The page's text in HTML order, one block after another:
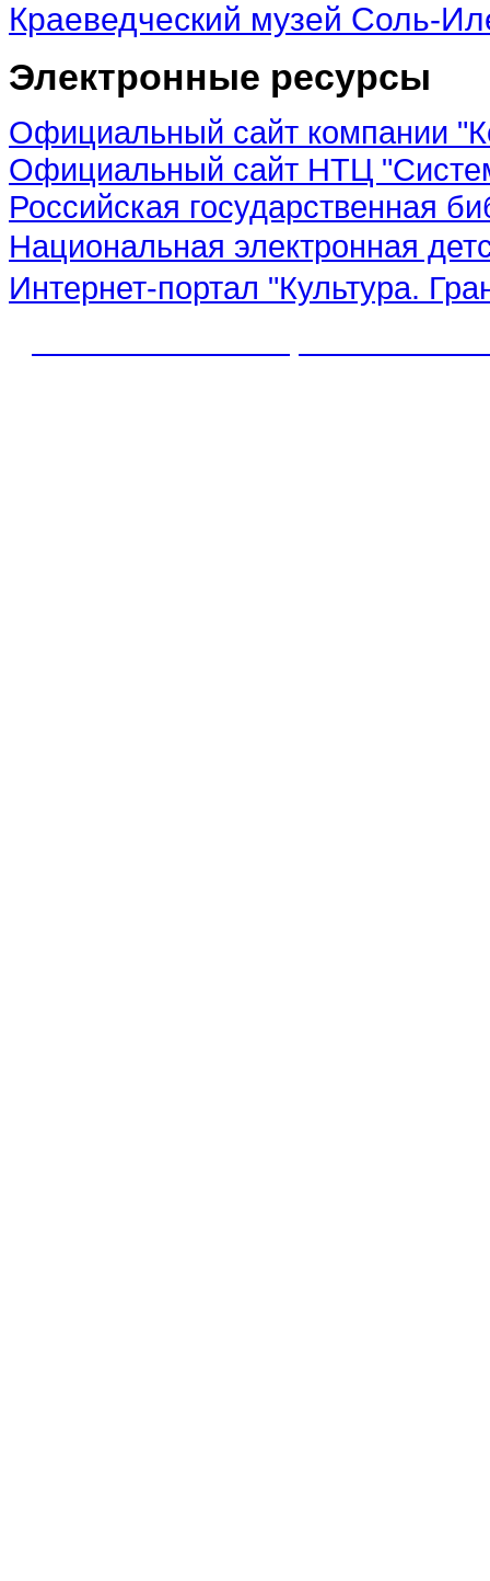
Краеведческий музей Соль-
Электронные ресурсы
Официальный сайт компании
Официальный сайт НТЦ
Российская государственная
Национальная электронная
Интернет-портал "Культура.